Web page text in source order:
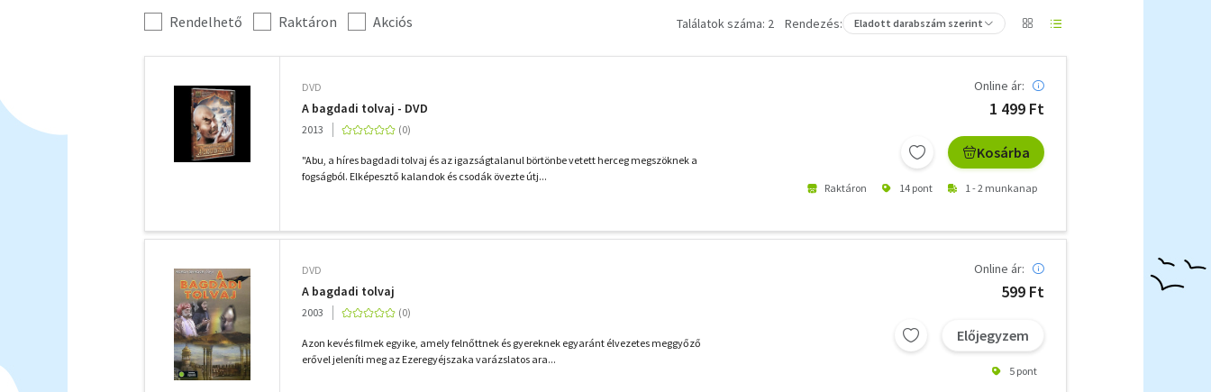
szűrés
További
szűrők
Rendelhető Raktáron Akciós Találatok száma: 2 Rendezés: Eladott darabszám szerint
DVD
A bagdadi tolvaj - DVD
2013
"Abu, a híres bagdadi tolvaj és az igazságtalanul börtönbe vetett herceg megszöknek a
fogságból. Elképesztő kalandok és csodák övezte útj...
Online ár:
1 499 Ft
Kosárba
Raktáron 14 pont 1 - 2 munkanap
DVD
A bagdadi tolvaj
2003
Azon kevés filmek egyike, amely felnőttnek és gyereknek egyaránt élvezetes meggyőző
erővel jeleníti meg az Ezeregyéjszaka varázslatos ara...
Online ár:
599 Ft
Előjegyzem
5 pont